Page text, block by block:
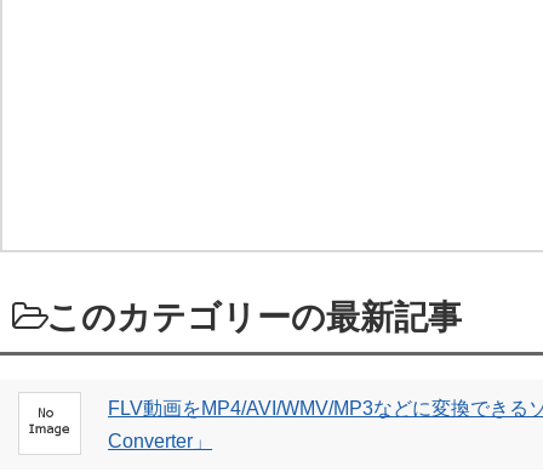
このカテゴリーの最新記事
FLV動画をMP4/AVI/WMV/MP3などに変換できる
Converter」